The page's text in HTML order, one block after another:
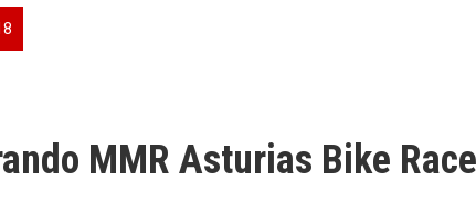
MMR Asturias Bike